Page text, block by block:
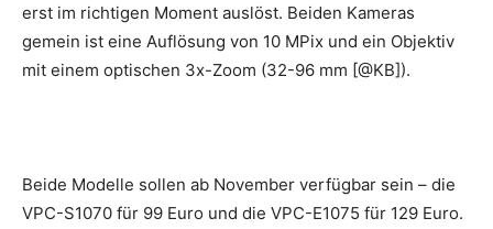
erst im richtigen Moment auslöst. Beiden Kameras
gemein ist eine Auflösung von 10 MPix und ein Objektiv
mit einem optischen 3x-Zoom (32-96 mm [@KB]).
Beide Modelle sollen ab November verfügbar sein – die
VPC-S1070 für 99 Euro und die VPC-E1075 für 129 Euro.